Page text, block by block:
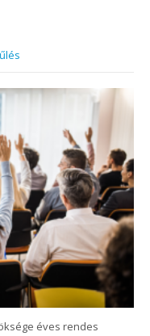
éves rendes